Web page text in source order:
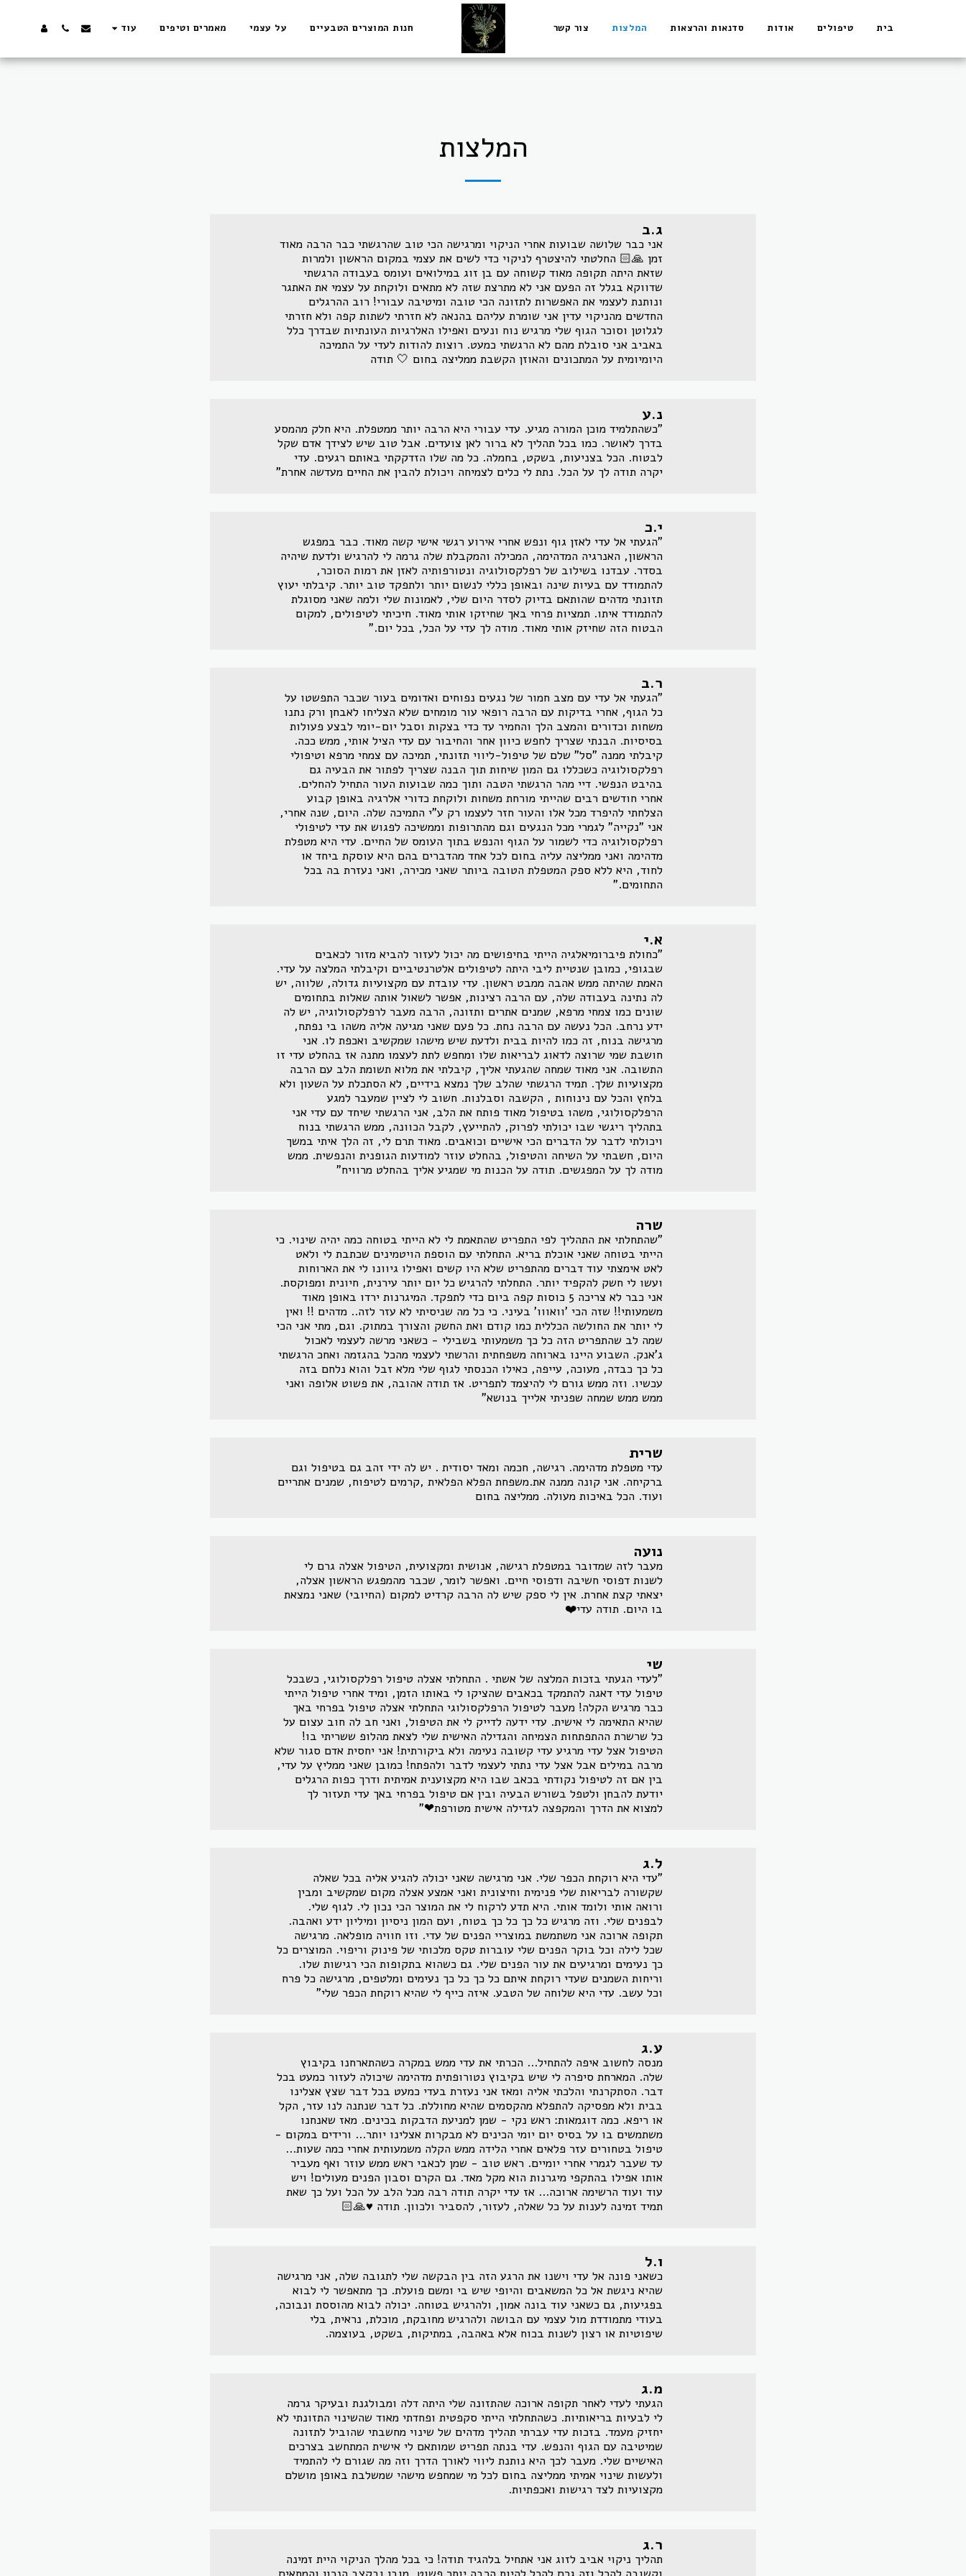
בית טיפולים אודות סדנאות והרצאות המלצות צור קשר חנות המוצרים הטבעיים על עצמי מאמרים וטיפים עוד
המלצות
ג.ב
אני כבר שלושה שבועות אחרי הניקוי ומרגישה הכי טוב שהרגשתי כבר הרבה מאוד
זמן 🙏🏻 החלטתי להיצטרף לניקוי כדי לשים את עצמי במקום הראשון ולמרות
שזאת היתה תקופה מאוד קשוחה עם בן זוג במילואים ועומס בעבודה הרגשתי
שדווקא בגלל זה הפעם אני לא מתרצת שזה לא מתאים ולוקחת על עצמי את האתגר
ונותנת לעצמי את האפשרות לתזונה הכי טובה ומיטיבה עבורי! רוב ההרגלים
החדשים מהניקוי עדין אני שומרת עליהם בהנאה לא חזרתי לשתות קפה ולא חזרתי
לגלוטן וסוכר הגוף שלי מרגיש נוח ונעים ואפילו האלרגיות העונתיות שבדרך כלל
באביב אני סובלת מהם לא הרגשתי כמעט. רוצות להודות לעדי על התמיכה
היומיומית על המתכונים והאוזן הקשבת ממליצה בחום 🤍 תודה
נ.ע
"כשהתלמיד מוכן המורה מגיע. עדי עבורי היא הרבה יותר ממטפלת. היא חלק מהמסע
בדרך לאושר. כמו בכל תהליך לא ברור לאן צועדים. אבל טוב שיש לצידך אדם שקל
לבטוח. הכל בצניעות, בשקט, בחמלה. כל מה שלו הזדקקתי באותם רגעים. עדי
יקרה תודה לך על הכל. נתת לי כלים לצמיחה ויכולת להבין את החיים מעדשה אחרת"
י.כ
"הגעתי אל עדי לאזן גוף ונפש אחרי אירוע רגשי אישי קשה מאוד. כבר במפגש
הראשון, האנרגיה המדהימה, המכילה והמקבלת שלה גרמה לי להרגיש ולדעת שיהיה
בסדר. עבדנו בשילוב של רפלקסולוגיה ונטורפותיה לאזן את רמות הסוכר,
להתמודד עם בעיות שינה ובאופן כללי לנשום יותר ולתפקד טוב יותר. קיבלתי יעוץ
תזונתי מדהים שהותאם בדיוק לסדר היום שלי, לאמונות שלי ולמה שאני מסוגלת
להתמודד איתו. תמציות פרחי באך שחיזקו אותי מאוד. חיכיתי לטיפולים, למקום
הבטוח הזה שחיזק אותי מאוד. מודה לך עדי על הכל, בכל יום."
ר.ב
"הגעתי אל עדי עם מצב חמור של נגעים נפוחים ואדומים בעור שכבר התפשטו על
כל הגוף, אחרי בדיקות עם הרבה רופאי עור מומחים שלא הצליחו לאבחן ורק נתנו
משחות וכדורים והמצב הלך והחמיר עד כדי בצקות וסבל יום-יומי לבצע פעולות
בסיסיות. הבנתי שצריך לחפש כיוון אחר והחיבור עם עדי הציל אותי, ממש ככה.
קיבלתי ממנה "סל" שלם של טיפול-ליווי תזונתי, תמיכה עם צמחי מרפא וטיפולי
רפלקסולוגיה כשכללו גם המון שיחות תוך הבנה שצריך לפתור את הבעיה גם
בהיבט הנפשי. דיי מהר הרגשתי הטבה ותוך כמה שבועות העור התחיל להחלים.
אחרי חודשים רבים שהייתי מורחת משחות ולוקחת כדורי אלרגיה באופן קבוע
הצלחתי להיפרד מכל אלו והעור חזר לעצמו רק ע"י התמיכה שלה. היום, שנה אחרי,
אני "נקייה" לגמרי מכל הנגעים וגם מהתרופות וממשיכה לפגוש את עדי לטיפולי
רפלקסולוגיה כדי לשמור על הגוף והנפש בתוך העומס של החיים. עדי היא מטפלת
מדהימה ואני ממליצה עליה בחום לכל אחד מהדברים בהם היא עוסקת ביחד או
לחוד, היא ללא ספק המטפלת הטובה ביותר שאני מכירה, ואני נעזרת בה בכל
התחומים."
א.י
"כחולת פיברומיאלגיה הייתי בחיפושים מה יכול לעזור להביא מזור לכאבים
שבגופי, כמובן שנטיית ליבי היתה לטיפולים אלטרנטיביים וקיבלתי המלצה על עדי.
האמת שהיתה ממש אהבה ממבט ראשון. עדי עובדת עם מקצועיות גדולה, שלווה, יש
לה נתינה בעבודה שלה, עם הרבה רצינות, אפשר לשאול אותה שאלות בתחומים
שונים כמו צמחי מרפא, שמנים אתרים ותזונה, הרבה מעבר לרפלקסולוגיה, יש לה
ידע נרחב. הכל נעשה עם הרבה נחת. כל פעם שאני מגיעה אליה משהו בי נפתח,
מרגישה בנוח, זה כמו להיות בבית ולדעת שיש מישהו שמקשיב ואכפת לו. אני
חושבת שמי שרוצה לדאוג לבריאות שלו ומחפש לתת לעצמו מתנה אז בהחלט עדי זו
התשובה. אני מאוד שמחה שהגעתי אליך, קיבלתי את מלוא תשומת הלב עם הרבה
מקצועיות שלך. תמיד הרגשתי שהלב שלך נמצא בידיים, לא הסתכלת על השעון ולא
בלחץ והכל עם נינוחות , הקשבה וסבלנות. חשוב לי לציין שמעבר למגע
הרפלקסולוגי, משהו בטיפול מאוד פותח את הלב, אני הרגשתי שיחד עם עדי אני
בתהליך ריגשי שבו יכולתי לפרוק, להתייעץ, לקבל הכוונה, ממש הרגשתי בנוח
ויכולתי לדבר על הדברים הכי אישיים וכואבים. מאוד תרם לי, זה הלך איתי במשך
היום, חשבתי על השיחה והטיפול, בהחלט עוזר למודעות הגופנית והנפשית. ממש
מודה לך על המפגשים. תודה על הכנות מי שמגיע אליך בהחלט מרוויח"
שרה
"שהתחלתי את התהליך לפי התפריט שהתאמת לי לא הייתי בטוחה כמה יהיה שינוי. כי
הייתי בטוחה שאני אוכלת בריא. התחלתי עם הוספת הויטמינים שכתבת לי ולאט
לאט אימצתי עוד דברים מהתפריט שלא היו קשים ואפילו גיוונו לי את הארוחות
ועשו לי חשק להקפיד יותר. התחלתי להרגיש כל יום יותר עירנית, חיונית ומפוקסת.
אני כבר לא צריכה 5 כוסות קפה ביום כדי לתפקד. המיגרנות ירדו באופן מאוד
משמעותי!! שזה הכי 'וואווו' בעיני. כי כל מה שניסיתי לא עזר לזה.. מדהים !! ואין
לי יותר את החולשה הכללית כמו קודם ואת החשק והצורך במתוק. וגם, מתי אני הכי
שמה לב שהתפריט הזה כל כך משמעותי בשבילי - כשאני מרשה לעצמי לאכול
ג'אנק. השבוע היינו בארוחה משפחתית והרשתי לעצמי מהכל בהגזמה ואחכ הרגשתי
כל כך כבדה, מעוכה, עייפה, כאילו הכנסתי לגוף שלי מלא זבל והוא נלחם בזה
עכשיו. וזה ממש גורם לי להיצמד לתפריט. אז תודה אהובה, את פשוט אלופה ואני
ממש ממש שמחה שפניתי אלייך בנושא"
שרית
עדי מטפלת מדהימה. רגישה, חכמה ומאד יסודית . יש לה ידי זהב גם בטיפול וגם
ברקיחה. אני קונה ממנה את.משפחת הפלא הפלאית ,קרמים לטיפוח, שמנים אתריים
ועוד. הכל באיכות מעולה. ממליצה בחום
נועה
מעבר לזה שמדובר במטפלת רגישה, אנושית ומקצועית, הטיפול אצלה גרם לי
לשנות דפוסי חשיבה ודפוסי חיים. ואפשר לומר, שכבר מהמפגש הראשון אצלה,
יצאתי קצת אחרת. אין לי ספק שיש לה הרבה קרדיט למקום (החיובי) שאני נמצאת
בו היום. תודה עדי❤️
שי
"לעדי הגעתי בזכות המלצה של אשתי . התחלתי אצלה טיפול רפלקסולוגי, כשבכל
טיפול עדי דאגה להתמקד בכאבים שהציקו לי באותו הזמן, ומיד אחרי טיפול הייתי
כבר מרגיש הקלה! מעבר לטיפול הרפלקסולוגי התחלתי אצלה טיפול בפרחי באך
שהיא התאימה לי אישית. עדי ידעה לדייק לי את הטיפול, ואני חב לה חוב עצום על
כל שרשרת ההתפתחות הצמיחה והגדילה האישית שלי לצאת מהלופ ששריתי בו!
הטיפול אצל עדי מרגיע עדי קשובה נעימה ולא ביקורתית! אני יחסית אדם סגור שלא
מרבה במילים אבל אצל עדי נתתי לעצמי לדבר ולהפתח! כמובן שאני ממליץ על עדי,
בין אם זה לטיפול נקודתי בכאב שבו היא מקצוענית אמיתית ודרך כפות הרגלים
יודעת להבחן ולטפל בשורש הבעיה ובין אם טיפול בפרחי באך עדי תעזור לך
למצוא את הדרך והמקפצה לגדילה אישית מטורפת❤"
ל.ג
"עדי היא רוקחת הכפר שלי. אני מרגישה שאני יכולה להגיע אליה בכל שאלה
שקשורה לבריאות שלי פנימית וחיצונית ואני אמצע אצלה מקום שמקשיב ומבין
ורואה אותי ולומד אותי. היא תדע לרקוח לי את המוצר הכי נכון לי. לגוף שלי.
לבפנים שלי. וזה מרגיש כל כך כל כך בטוח, ועם המון ניסיון ומיליון ידע ואהבה.
תקופה ארוכה אני משתמשת במוצריי הפנים של עדי. וזו חוויה מופלאה. מרגישה
שכל לילה וכל בוקר הפנים שלי עוברות טקס מלכותי של פינוק וריפוי. המוצרים כל
כך נעימים ומרגיעים את עור הפנים שלי. גם כשהוא בתקופות הכי רגישות שלו.
וריחות השמנים שעדי רוקחת איתם כל כך כל כך נעימים ומלטפים, מרגישה כל פרח
וכל עשב. עדי היא שלוחה של הטבע. איזה כייף לי שהיא רוקחת הכפר שלי"
ע.ג
מנסה לחשוב איפה להתחיל... הכרתי את עדי ממש במקרה כשהתארחנו בקיבוץ
שלה. המארחת סיפרה לי שיש בקיבוץ נטורופתית מדהימה שיכולה לעזור כמעט בכל
דבר. הסתקרנתי והלכתי אליה ומאז אני נעזרת בעדי כמעט בכל דבר שצץ אצלינו
בבית ולא מפסיקה להתפלא מהקסמים שהיא מחוללת. כל דבר שנתנה לנו עזר, הקל
או ריפא. כמה דוגמאות: ראש נקי - שמן למניעת הדבקות בכינים. מאז שאנחנו
משתמשים בו על בסיס יום יומי הכינים לא מבקרות אצלינו יותר... ורידים במקום -
טיפול בטחורים עזר פלאים אחרי הלידה ממש הקלה משמעותית אחרי כמה שעות...
עד שעבר לגמרי אחרי יומיים. ראש טוב - שמן לכאבי ראש ממש עוזר ואף מעביר
אותו אפילו בהתקפי מיגרנות הוא מקל מאד. גם הקרם וסבון הפנים מעולים! ויש
עוד ועוד הרשימה ארוכה... אז עדי יקרה תודה רבה מכל הלב על הכל ועל כך שאת
תמיד זמינה לענות על כל שאלה, לעזור, להסביר ולכוון. תודה ♥️🙏🏻
ו.ל
כשאני פונה אל עדי וישנו את הרגע הזה בין הבקשה שלי לתגובה שלה, אני מרגישה
שהיא ניגשת אל כל המשאבים והיופי שיש בי ומשם פועלת. כך מתאפשר לי לבוא
בפגיעות, גם כשאני עוד בונה אמון, ולהרגיש בטוחה. יכולה לבוא מהוססת ונבוכה,
בעודי מתמודדת מול עצמי עם הבושה ולהרגיש מחובקת, מוכלת, נראית, בלי
שיפוטיות או רצון לשנות בכוח אלא באהבה, במתיקות, בשקט, בעוצמה.
מ.ג
הגעתי לעדי לאחר תקופה ארוכה שהתזונה שלי היתה דלה ומבולגנת ובעיקר גרמה
לי לבעיות בריאותיות. כשהתחלתי הייתי סקפטית ופחדתי מאוד שהשינוי התזונתי לא
יחזיק מעמד. בזכות עדי עברתי תהליך מדהים של שינוי מחשבתי שהוביל לתזונה
שמיטיבה עם הגוף והנפש. עדי בנתה תפריט שמותאם לי אישית המתחשב בצרכים
האישיים שלי. מעבר לכך היא נותנת ליווי לאורך הדרך וזה מה שגורם לי להתמיד
ולעשות שינוי אמיתי ממליצה בחום לכל מי שמחפש מישהי שמשלבת באופן מושלם
מקצועיות לצד רגישות ואכפתיות.
ר.ג
תהליך ניקוי אביב לזוג אני אתחיל בלהגיד תודה! כי בכל מהלך הניקוי היית זמינה